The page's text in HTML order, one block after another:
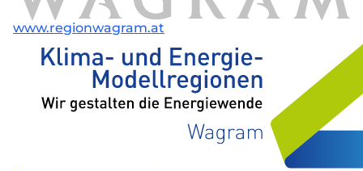
www.regionwagram.at